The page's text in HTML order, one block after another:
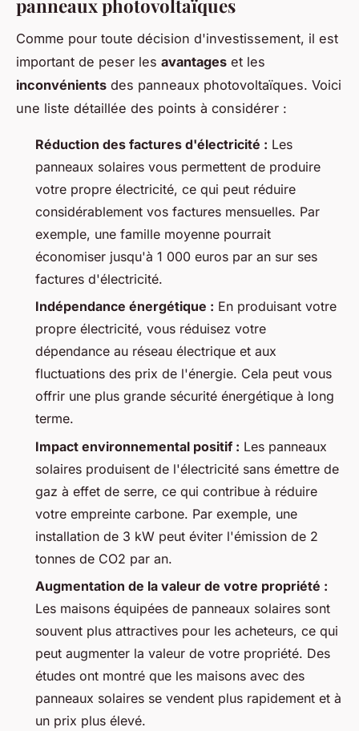
panneaux photovoltaïques
Comme pour toute décision d'investissement, il est
important de peser les avantages et les
inconvénients des panneaux photovoltaïques. Voici
une liste détaillée des points à considérer :
Réduction des factures d'électricité : Les
panneaux solaires vous permettent de produire
votre propre électricité, ce qui peut réduire
considérablement vos factures mensuelles. Par
exemple, une famille moyenne pourrait
économiser jusqu'à 1 000 euros par an sur ses
factures d'électricité.
Indépendance énergétique : En produisant votre
propre électricité, vous réduisez votre
dépendance au réseau électrique et aux
fluctuations des prix de l'énergie. Cela peut vous
offrir une plus grande sécurité énergétique à long
terme.
Impact environnemental positif : Les panneaux
solaires produisent de l'électricité sans émettre de
gaz à effet de serre, ce qui contribue à réduire
votre empreinte carbone. Par exemple, une
installation de 3 kW peut éviter l'émission de 2
tonnes de CO2 par an.
Augmentation de la valeur de votre propriété :
Les maisons équipées de panneaux solaires sont
souvent plus attractives pour les acheteurs, ce qui
peut augmenter la valeur de votre propriété. Des
études ont montré que les maisons avec des
panneaux solaires se vendent plus rapidement et à
un prix plus élevé.